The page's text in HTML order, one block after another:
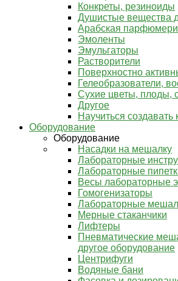
Конкреты, резиноиды
Душистые вещества
Арабская
Эмоленты
Эмульгаторы
Растворители
Поверхностно
Гелеобразователи,
Сухие цветы, плоды,
Другое
Научиться создавать
Оборудование
Оборудование
Насадки на мешалку
Лабораторные
Лабораторные
Весы лабораторные
Гомогенизаторы
Лабораторные
Мерные стаканчики
Лифтеры
Пневматические
другое оборудование
Центрифуги
Водяные бани